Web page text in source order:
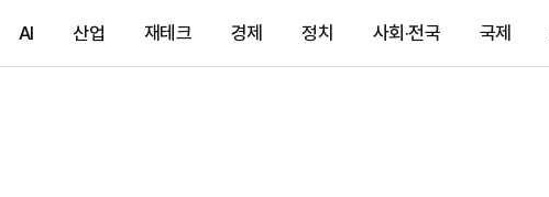
AI 산업 재테크 경제 정치 사회·전국 국제